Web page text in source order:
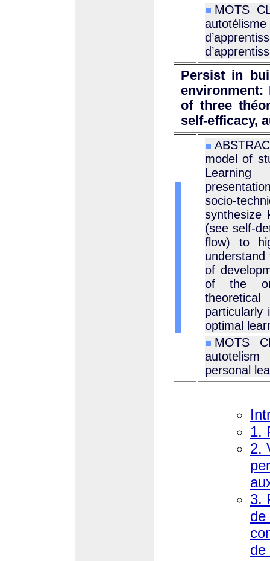
MOTS
Persist in
environment:
of three
self-efficacy,
model of
Learning
socio-
synthesize
(see self-
flow) to
of
of the
particularly
optimal
MOTS
personal
1.
2.
3.
de
de